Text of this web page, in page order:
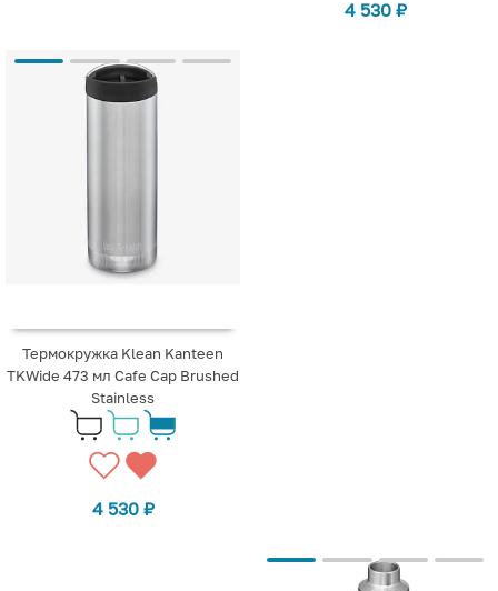
4 530 ₽
Термокружка Klean Kanteen
TKWide 473 мл Cafe Cap Brushed
Stainless
4 530 ₽